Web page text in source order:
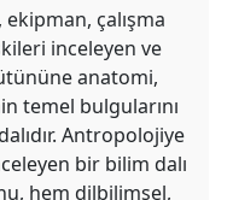
çalışma
inceleyen ve
anatomi,
temel bulgularını
Antropolojiye
bir bilim dalı
hem dilbilimsel,